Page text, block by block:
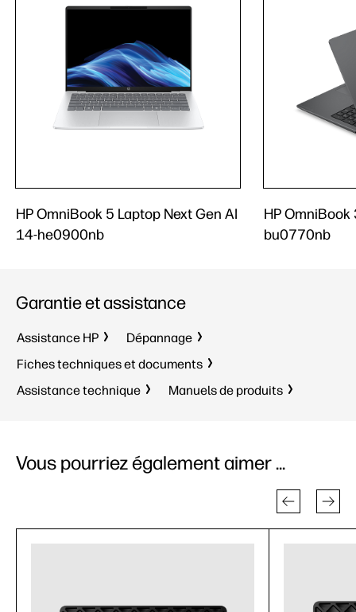
HP OmniBook 5 Laptop Next Gen AI
14-he0900nb
HP
bu0770nb
Garantie et assistance
Assistance HP
Dépannage
Fiches techniques et documents
Assistance technique
Manuels de produits
Vous pourriez également aimer ...